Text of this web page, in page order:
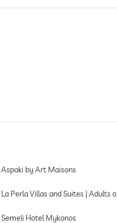
Aspaki by Art Maisons
La Perla Villas and Suites | Adults only
Semeli Hotel Mykonos